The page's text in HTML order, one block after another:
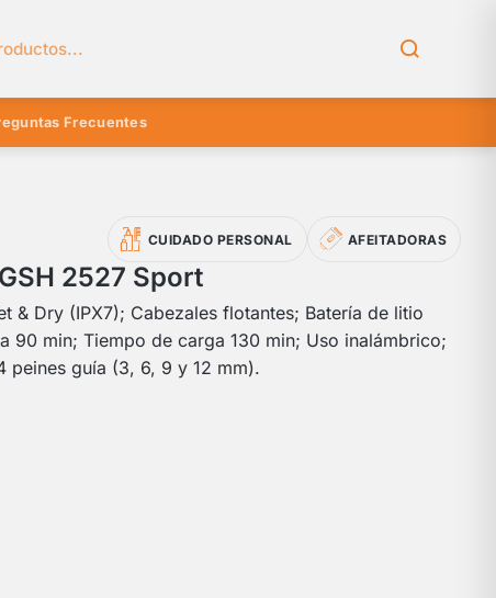
catálogo
Frecuentes
CUIDADO PERSONAL AFEITADORAS
2527 Sport
& Dry (IPX7); Cabezales flotantes; Batería de litio
90 min; Tiempo de carga 130 min; Uso inalámbrico;
peines guía (3, 6, 9 y 12 mm).